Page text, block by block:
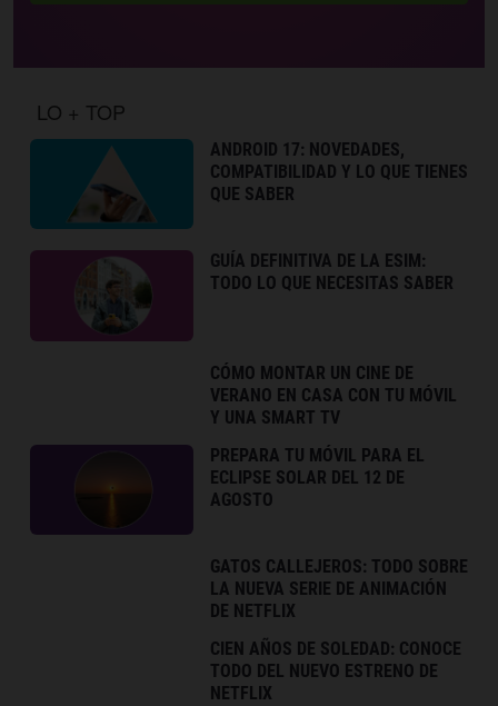
LO + TOP
ANDROID 17: NOVEDADES,
COMPATIBILIDAD Y LO QUE TIENES
QUE SABER
GUÍA DEFINITIVA DE LA ESIM:
TODO LO QUE NECESITAS SABER
CÓMO MONTAR UN CINE DE
VERANO EN CASA CON TU MÓVIL
Y UNA SMART TV
PREPARA TU MÓVIL PARA EL
ECLIPSE SOLAR DEL 12 DE
AGOSTO
GATOS CALLEJEROS: TODO SOBRE
LA NUEVA SERIE DE ANIMACIÓN
DE NETFLIX
CIEN AÑOS DE SOLEDAD: CONOCE
TODO DEL NUEVO ESTRENO DE
NETFLIX